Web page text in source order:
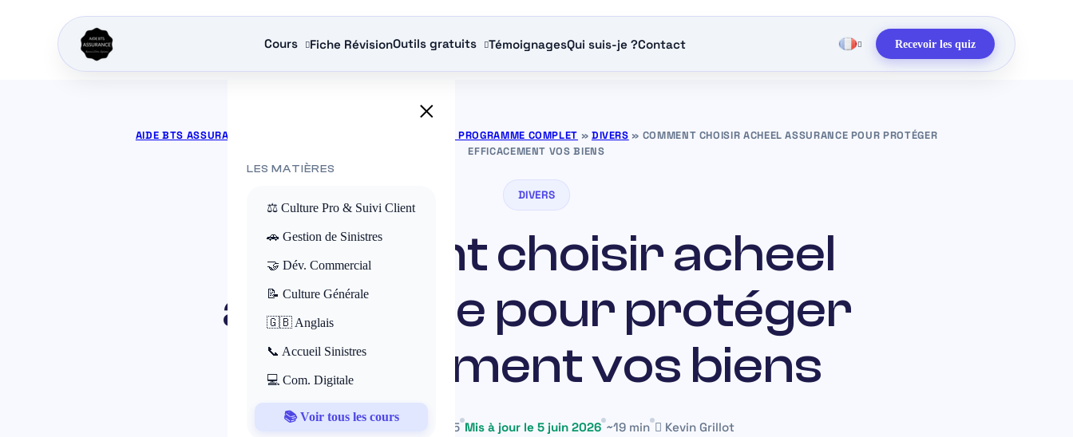
Cours Fiche RévisionOutils gratuits TémoignagesQui suis-je ?Contact Recevoir les quiz
×
LES MATIÈRES
⚖️ Culture Pro & Suivi Client
🚗 Gestion de Sinistres
🤝 Dév. Commercial
📝 Culture Générale
🇬🇧 Anglais
📞 Accueil Sinistres
💻 Com. Digitale
📚 Voir tous les cours
AIDE BTS ASSURANCE COURS BTS ASSURANCE GRATUITS — PROGRAMME COMPLET » DIVERS » COMMENT CHOISIR ACHEEL ASSURANCE POUR PROTÉGER
EFFICACEMENT VOS BIENS
DIVERS
Comment choisir acheel
assurance pour protéger
efficacement vos biens
26 décembre 2025 Mis à jour le 5 juin 2026 ~19 min Kevin Grillot